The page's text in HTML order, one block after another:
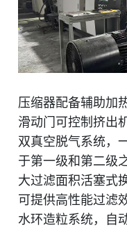
压缩器配备辅助加
滑动门可控制挤出
双真空脱气系统，
于第一级和第二级
大过滤面积活塞式
可提供高性能过滤
水环造粒系统，自